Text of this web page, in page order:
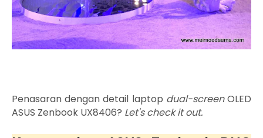
Penasaran dengan detail laptop dual-screenOLED
ASUS Zenbook UX8406? Let's check it out.